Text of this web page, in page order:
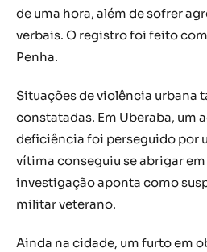
de uma hora, além de sofrer
verbais. O registro foi feito
Penha.
Situações de violência urbana
constatadas. Em Uberaba, um
deficiência foi perseguido por
vítima conseguiu se abrigar
investigação aponta como
militar veterano.
Ainda na cidade, um furto em